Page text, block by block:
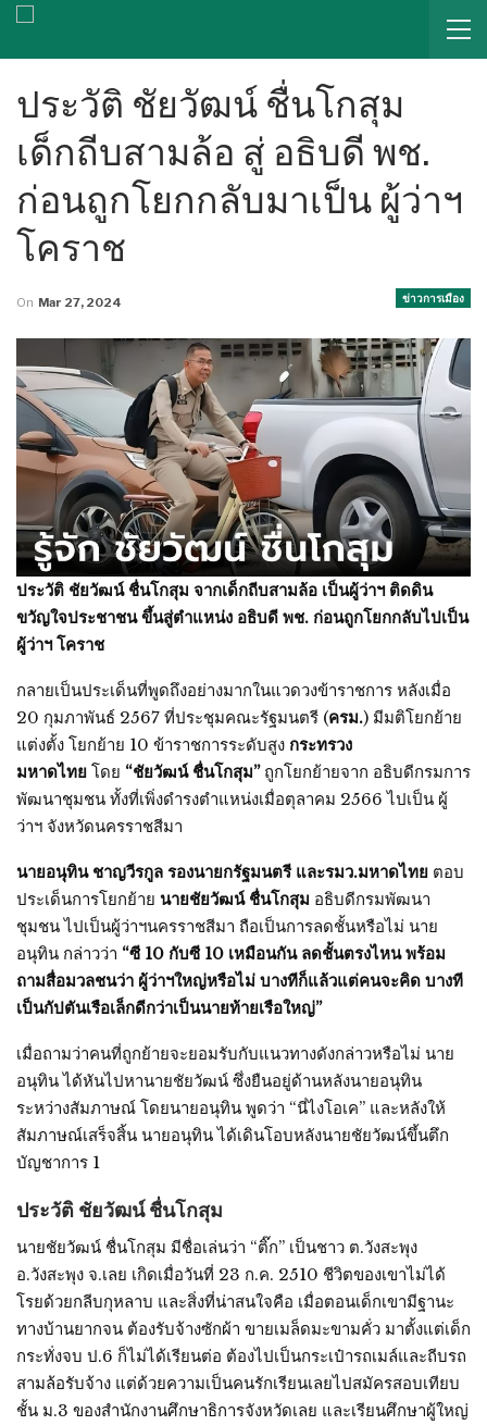
ประวัติ ชัยวัฒน์ ชื่นโกสุม
เด็กถีบสามล้อ สู่ อธิบดี พช.
ก่อนถูกโยกกลับมาเป็น ผู้ว่าฯ
โคราช
ข่าวการเมือง
On Mar 27, 2024
ประวัติ ชัยวัฒน์ ชื่นโกสุม จากเด็กถีบสามล้อ เป็นผู้ว่าฯ ติดดิน
ขวัญใจประชาชน ขึ้นสู่ตำแหน่ง อธิบดี พช. ก่อนถูกโยกกลับไปเป็น
ผู้ว่าฯ โคราช
กลายเป็นประเด็นที่พูดถึงอย่างมากในแวดวงข้าราชการ หลังเมื่อ
20 กุมภาพันธ์ 2567 ที่ประชุมคณะรัฐมนตรี (ครม.) มีมติโยกย้าย
แต่งตั้ง โยกย้าย 10 ข้าราชการระดับสูง กระทรวง
มหาดไทย โดย “ชัยวัฒน์ ชื่นโกสุม”ถูกโยกย้ายจาก อธิบดีกรมการ
พัฒนาชุมชน ทั้งที่เพิ่งดำรงตำแหน่งเมื่อตุลาคม 2566 ไปเป็น ผู้
ว่าฯ จังหวัดนครราชสีมา
นายอนุทิน ชาญวีรกูล รองนายกรัฐมนตรี และรมว.มหาดไทย ตอบ
ประเด็นการโยกย้าย นายชัยวัฒน์ ชื่นโกสุม อธิบดีกรมพัฒนา
ชุมชน ไปเป็นผู้ว่าฯนครราชสีมา ถือเป็นการลดชั้นหรือไม่ นาย
อนุทิน กล่าวว่า “ซี 10 กับซี 10 เหมือนกัน ลดชั้นตรงไหน พร้อม
ถามสื่อมวลชนว่า ผู้ว่าฯใหญ่หรือไม่ บางทีก็แล้วแต่คนจะคิด บางที
เป็นกัปตันเรือเล็กดีกว่าเป็นนายท้ายเรือใหญ่”
เมื่อถามว่าคนที่ถูกย้ายจะยอมรับกับแนวทางดังกล่าวหรือไม่ นาย
อนุทิน ได้หันไปหานายชัยวัฒน์ ซึ่งยืนอยู่ด้านหลังนายอนุทิน
ระหว่างสัมภาษณ์ โดยนายอนุทิน พูดว่า “นี่ไงโอเค” และหลังให้
สัมภาษณ์เสร็จสิ้น นายอนุทิน ได้เดินโอบหลังนายชัยวัฒน์ขึ้นตึก
บัญชาการ 1
ประวัติ ชัยวัฒน์ ชื่นโกสุม
นายชัยวัฒน์ ชื่นโกสุม มีชื่อเล่นว่า “ติ๊ก” เป็นชาว ต.วังสะพุง
อ.วังสะพุง จ.เลย เกิดเมื่อวันที่ 23 ก.ค. 2510 ชีวิตของเขาไม่ได้
โรยด้วยกลีบกุหลาบ และสิ่งที่น่าสนใจคือ เมื่อตอนเด็กเขามีฐานะ
ทางบ้านยากจน ต้องรับจ้างซักผ้า ขายเมล็ดมะขามคั่ว มาตั้งแต่เด็ก
กระทั่งจบ ป.6 ก็ไม่ได้เรียนต่อ ต้องไปเป็นกระเป๋ารถเมล์และถีบรถ
สามล้อรับจ้าง แต่ด้วยความเป็นคนรักเรียนเลยไปสมัครสอบเทียบ
ชั้น ม.3 ของสำนักงานศึกษาธิการจังหวัดเลย และเรียนศึกษาผู้ใหญ่